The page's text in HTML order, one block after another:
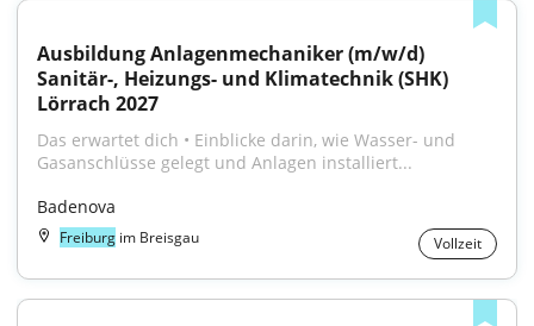
Ausbildung Anlagenmechaniker (m/w/d)
Sanitär-, Heizungs- und Klimatechnik (SHK)
Lörrach 2027
Das erwartet dich • Einblicke darin, wie Wasser- und
Gasanschlüsse gelegt und Anlagen installiert...
Badenova
Freiburg im Breisgau Vollzeit